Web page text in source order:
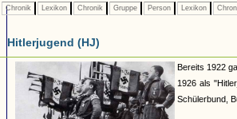
Chronik Lexikon Chronik Gruppe Person Lexikon
Hitlerjugend (HJ)
Bereits 1922
1926 als
Schülerbund,